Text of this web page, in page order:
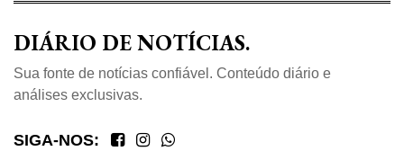
DIÁRIO DE NOTÍCIAS.
Sua fonte de notícias confiável. Conteúdo diário e
análises exclusivas.
SIGA-NOS: